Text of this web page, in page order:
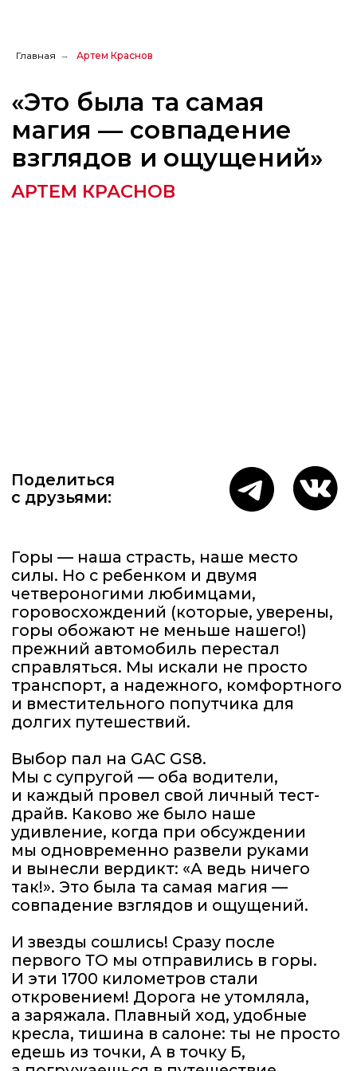
Главная → Артем Краснов
магия — совпадение
взглядов и ощущений»
АРТЕМ КРАСНОВ
справляться. Мы искали не просто
транспорт, а надежного, комфортного
и вместительного попутчика для
Мы с супругой — оба водители,
и каждый провел свой личный тест-
драйв. Каково же было наше
удивление, когда при обсуждении
мы одновременно развели руками
и вынесли вердикт: «А ведь ничего
так!». Это была та самая магия —
совпадение взглядов и ощущений.
И звезды сошлись! Сразу после
первого ТО мы отправились в горы.
И эти 1700 километров стали
откровением! Дорога не утомляла,
а заряжала. Плавный ход, удобные
едешь из точки, А в точку Б,
а погружаешься в путешествие,
наслаждаешься каждым поворотом
и открывающимися видами. Это и есть
высшая форма медитации.
Обратный путь, как водится, всегда
короче и грустнее. Но даже
он в салоне GAC GS8 прошел
на удивление легко. Мы уже строим
планы на следующую поездку!